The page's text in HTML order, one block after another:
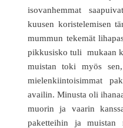
isovanhemmat
kuusen koristelemisen
mummun tekemät
pikkusisko tuli mukaan
muistan toki myös
mielenkiintoisimmat
availin. Minusta oli
muorin ja vaarin
paketteihin ja muistan